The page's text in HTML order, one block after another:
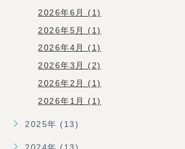
2026年6月 (1)
2026年5月 (1)
2026年4月 (1)
2026年3月 (2)
2026年2月 (1)
2026年1月 (1)
2025年 (13)
2024年 (13)